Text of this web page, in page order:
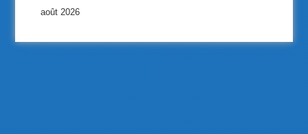
août 2026